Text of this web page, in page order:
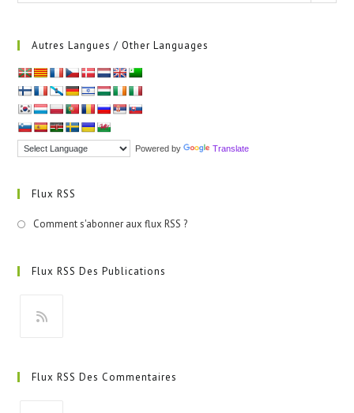
Autres Langues / Other Languages
Powered by Translate
Flux RSS
Comment s'abonner aux flux RSS ?
Flux RSS Des Publications
un
Flux RSS Des Commentaires